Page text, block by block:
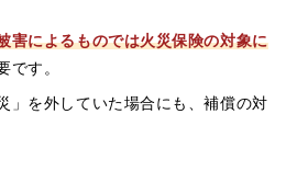
害によるものでは火災保険の対象に
です。
」を外していた場合にも、補償の対